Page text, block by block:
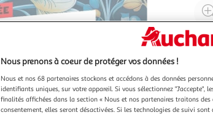
Nous prenons à coeur de protéger vos données !
Nous et nos 68 partenaires stockons et accédons à des données
identifiants uniques, sur votre appareil. Si vous sélectionnez "J'accepte",
finalités affichées dans la section « Nous et nos partenaires traitons des
consentement, elles seront désactivées. Si les technologies de suivi